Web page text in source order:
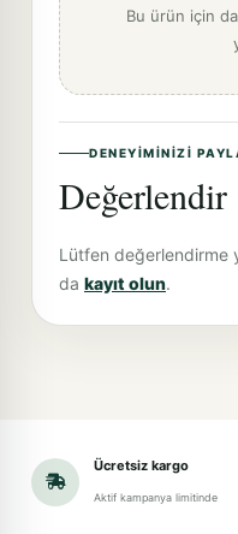
Bu ürün için
DENEYIMINIZI
Değerlendir
Lütfen değerlendirme
da kayıt olun.
Ücretsiz kargo
Aktif kampanya limitinde